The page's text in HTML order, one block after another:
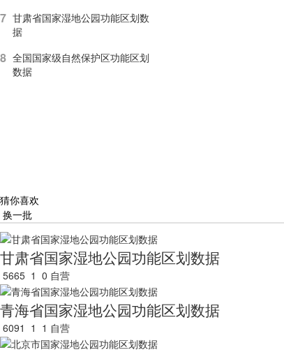
7 甘肃省国家湿地公园功能区划数
据
8 全国国家级自然保护区功能区划
数据
猜你喜欢
换一批
甘肃省国家湿地公园功能区划数据
5665 1 0 自营
青海省国家湿地公园功能区划数据
6091 1 1 自营